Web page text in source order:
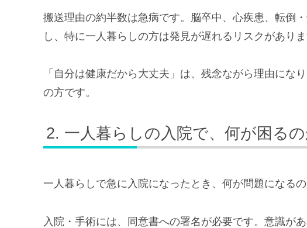
搬送理由の約半数は急病です。脳卒中、心疾患、転
し、特に一人暮らしの方は発見が遅れるリスクがありま
「自分は健康だから大丈夫」は、残念ながら理由にな
の方です。
一人暮らしの入院で、何が困る
一人暮らしで急に入院になったとき、何が問題になる
入院・手術には、同意書への署名が必要です。意識が